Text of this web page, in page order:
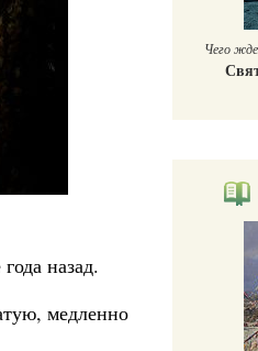
назад.
медленно
10 заповедей Божиих
Сербский